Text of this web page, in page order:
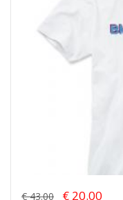
€ 43.00 € 20.00